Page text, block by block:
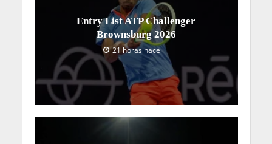
Entry List ATP Challenger
Brownsburg 2026
21 horas hace